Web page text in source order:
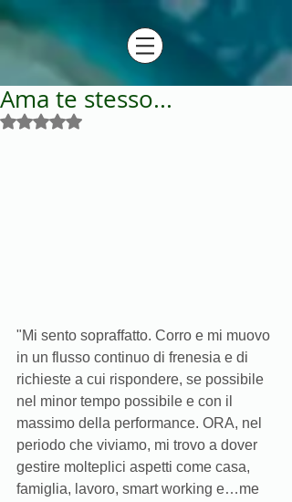
Ama te stesso...
Valutazione NaN stelle su 5.
"Mi sento sopraffatto. Corro e mi muovo
in un flusso continuo di frenesia e di
richieste a cui rispondere, se possibile
nel minor tempo possibile e con il
massimo della performance. ORA, nel
periodo che viviamo, mi trovo a dover
gestire molteplici aspetti come casa,
famiglia, lavoro, smart working e…me